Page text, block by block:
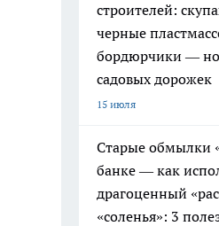
строителей:
черные
бордюрчики —
садовых дорожек
15 июля
Старые обмылки
банке — как
драгоценный
«соленья»: 3